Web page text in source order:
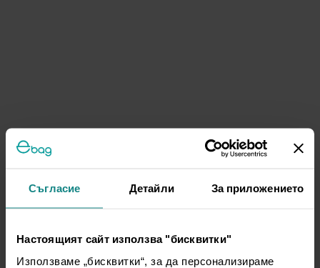
Съгласие Детайли За приложението
Настоящият сайт използва "бисквитки"
Използваме „бисквитки“, за да персонализираме